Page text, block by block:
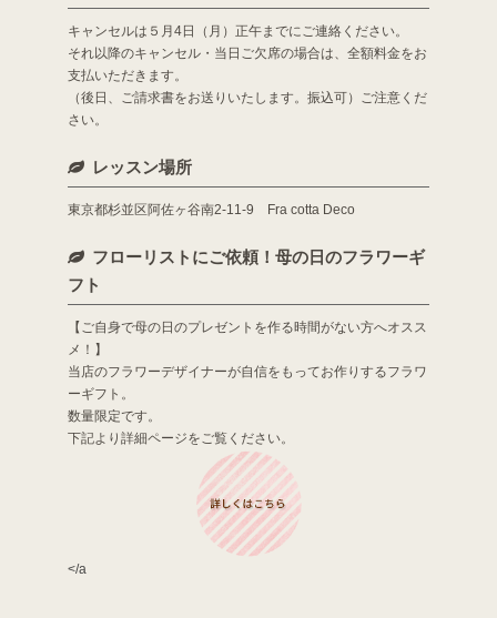
キャンセルは５月4日（月）正午までにご連絡ください。
それ以降のキャンセル・当日ご欠席の場合は、全額料金をお
支払いただきます。
（後日、ご請求書をお送りいたします。振込可）ご注意くだ
さい。
レッスン場所
東京都杉並区阿佐ヶ谷南2-11-9 Fra cotta Deco
フローリストにご依頼！母の日のフラワーギ
フト
【ご自身で母の日のプレゼントを作る時間がない方へオスス
メ！】
当店のフラワーデザイナーが自信をもってお作りするフラワ
ーギフト。
数量限定です。
下記より詳細ページをご覧ください。
</a